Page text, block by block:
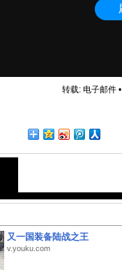
转载: 电子邮件•
又一国装备陆战之王
v.youku.com